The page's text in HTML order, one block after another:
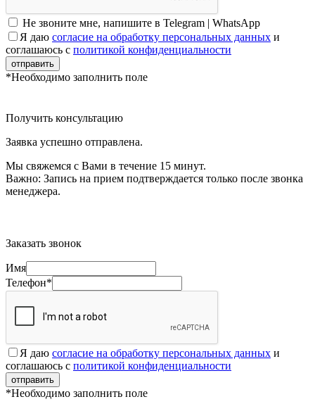
Не звоните мне, напишите в Telegram | WhatsApp
Я даю согласие на обработку персональных данных и
соглашаюсь с политикой конфиденциальности
отправить
*Необходимо заполнить поле
Получить консультацию
Заявка успешно отправлена.
Мы свяжемся с Вами в течение 15 минут.
Важно: Запись на прием подтверждается только после звонка
менеджера.
Заказать звонок
Имя
Телефон*
Я даю согласие на обработку персональных данных и
соглашаюсь с политикой конфиденциальности
отправить
*Необходимо заполнить поле